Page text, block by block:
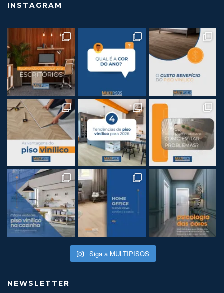
INSTAGRAM
Siga a MULTIPISOS
NEWSLETTER